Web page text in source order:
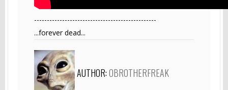
------------------------------------------------
...forever dead...
AUTHOR:OBROTHERFREAK